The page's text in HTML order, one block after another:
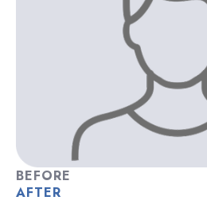
BEFORE
AFTER